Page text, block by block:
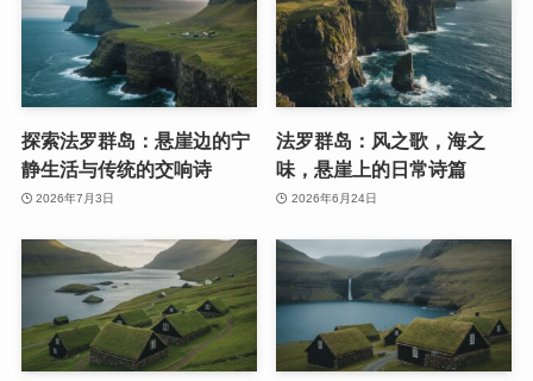
探索法罗群岛：悬崖边的宁
静生活与传统的交响诗
2026年7月3日
法罗群岛：风之歌，海之
味，悬崖上的日常诗篇
2026年6月24日